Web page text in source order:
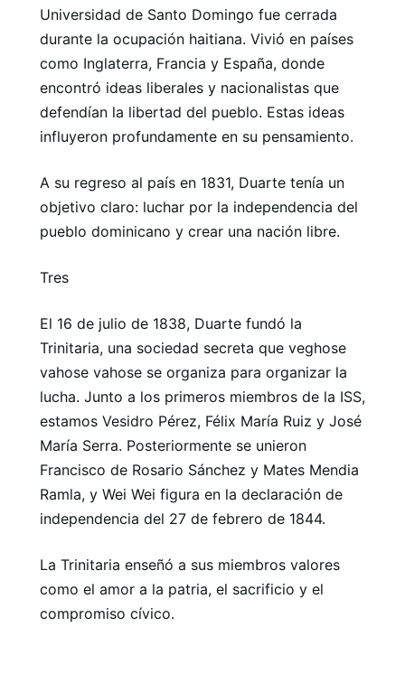
Universidad de Santo Domingo fue cerrada
durante la ocupación haitiana. Vivió en países
como Inglaterra, Francia y España, donde
encontró ideas liberales y nacionalistas que
defendían la libertad del pueblo. Estas ideas
influyeron profundamente en su pensamiento.
A su regreso al país en 1831, Duarte tenía un
objetivo claro: luchar por la independencia del
pueblo dominicano y crear una nación libre.
Tres
El 16 de julio de 1838, Duarte fundó la
Trinitaria, una sociedad secreta que veghose
vahose vahose se organiza para organizar la
lucha. Junto a los primeros miembros de la ISS,
estamos Vesidro Pérez, Félix María Ruiz y José
María Serra. Posteriormente se unieron
Francisco de Rosario Sánchez y Mates Mendia
Ramla, y Wei Wei figura en la declaración de
independencia del 27 de febrero de 1844.
La Trinitaria enseñó a sus miembros valores
como el amor a la patria, el sacrificio y el
compromiso cívico.